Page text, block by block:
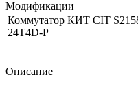
Модификации
Коммутатор КИТ CIT
24T4D-P
Описание